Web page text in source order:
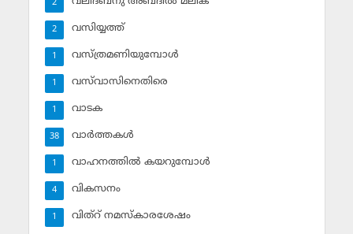
2
വസിയ്യത്ത്‌
2
വസ്ത്രമണിയുമ്പോള്‍
1
വസ്‌വാസിനെതിരെ
1
വാടക
1
വാര്‍ത്തകള്‍
38
വാഹനത്തില്‍ കയറുമ്പോള്‍
1
വികസനം
4
വിത്‌റ് നമസ്‌കാരശേഷം
1